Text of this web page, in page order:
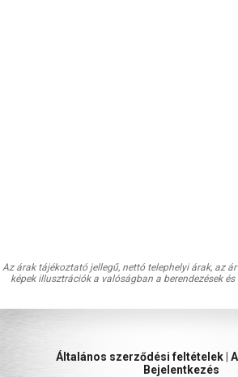
Az árak tájékoztató jellegű, nettó telephelyi árak, az
képek illusztrációk a valóságban a berendezések
Általános szerződési feltételek
Bejelentkezés